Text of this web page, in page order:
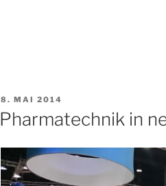
VERÖFFENTLICHT
AM
8. MAI 2014
Pharmatechnik in